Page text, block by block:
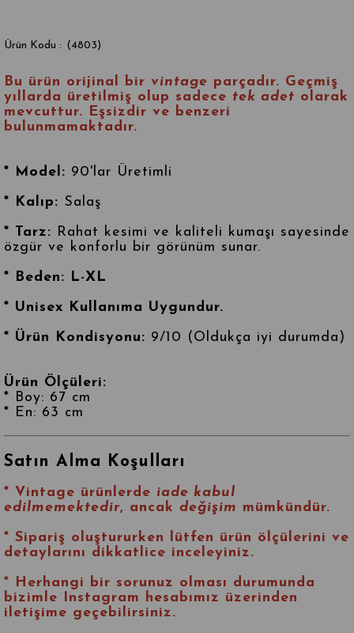
(4803)
Bu ürün orijinal bir vintage parçadır. Geçmiş
yıllarda üretilmiş olup sadece tek adet olarak
mevcuttur. Eşsizdir ve benzeri
bulunmamaktadır.
* Model: 90'lar Üretimli
* Kalıp: Salaş
* Tarz: Rahat kesimi ve kaliteli kumaşı sayesinde
özgür ve konforlu bir görünüm sunar.
* Beden: L-XL
* Unisex Kullanıma Uygundur.
* Ürün Kondisyonu: 9/10 (Oldukça iyi durumda)
Ürün Ölçüleri:
* Boy: 67 cm
* En: 63 cm
Satın Alma Koşulları
* Vintage ürünlerde iade kabul
edilmemektedir, ancak değişim mümkündür.
* Sipariş oluştururken lütfen ürün ölçülerini ve
detaylarını dikkatlice inceleyiniz.
* Herhangi bir sorunuz olması durumunda
bizimle Instagram hesabımız üzerinden
iletişime geçebilirsiniz.